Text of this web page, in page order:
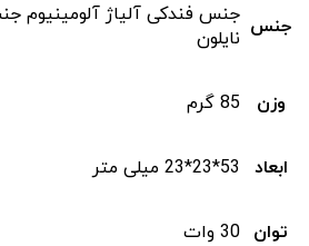
جنس جنس فندکی آلیاژ آلومینیوم
نایلون
وزن 85 گرم
ابعاد 53*23*23 میلی متر
توان 30 وات